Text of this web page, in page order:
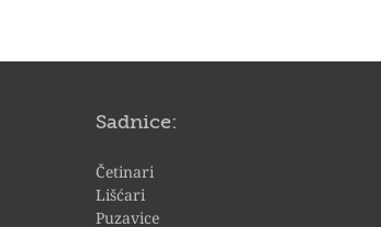
Sadnice:
Četinari
Lišćari
Puzavice